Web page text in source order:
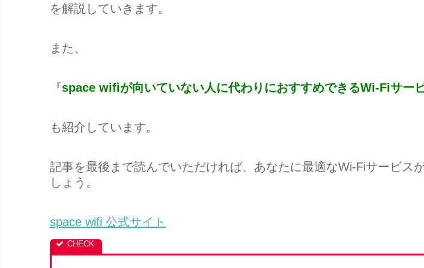
を解説していきます。
また、
『space wifiが向いていない人に代わりにおすすめできるWi-Fiサー
も紹介しています。
記事を最後まで読んでいただければ、あなたに最適なWi-Fiサービス
しょう。
space wifi 公式サイト